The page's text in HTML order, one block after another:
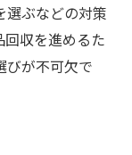
選ぶなどの対策
収を進めるた
びが不可欠で